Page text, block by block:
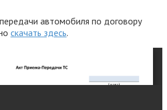
автомобиля по договору
скачать здесь.